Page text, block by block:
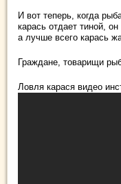
И вот теперь, когда
карась отдает тиной,
а лучше всего карась
Граждане, товарищи
Ловля карася видео